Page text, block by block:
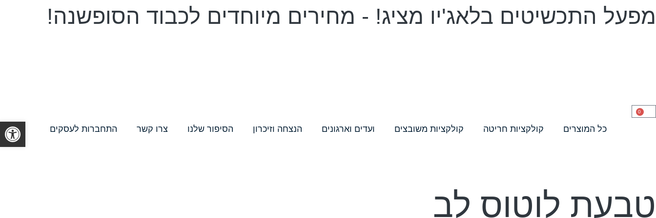
מפעל התכשיטים בלאג'יו מציג! - מחירים מיוחדים לכבוד הסופשנה!
0
כל המוצרים קולקציות חריטה קולקציות משובצים ועדים וארגונים הנצחה וזיכרון הסיפור שלנו צרו קשר התחברות לעסקים
טבעת לוטוס לב
פתח